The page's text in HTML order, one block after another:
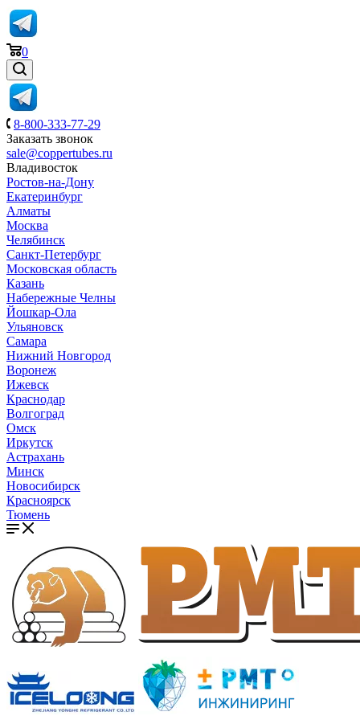
0
8-800-333-77-29
Заказать звонок
sale@coppertubes.ru
Владивосток
Ростов-на-Дону
Екатеринбург
Алматы
Москва
Челябинск
Санкт-Петербург
Московская область
Казань
Набережные Челны
Йошкар-Ола
Ульяновск
Самара
Нижний Новгород
Воронеж
Ижевск
Краснодар
Волгоград
Омск
Иркутск
Астрахань
Минск
Новосибирск
Красноярск
Тюмень